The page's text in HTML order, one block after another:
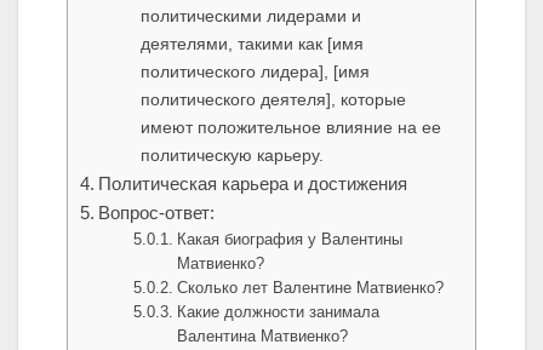
политическими лидерами и
деятелями, такими как [имя
политического лидера], [имя
политического деятеля], которые
имеют положительное влияние на ее
политическую карьеру.
Политическая карьера и достижения
Вопрос-ответ:
Какая биография у Валентины
Матвиенко?
Сколько лет Валентине Матвиенко?
Какие должности занимала
Валентина Матвиенко?